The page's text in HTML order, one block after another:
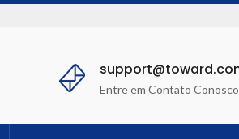
Entre em Contato Conosco